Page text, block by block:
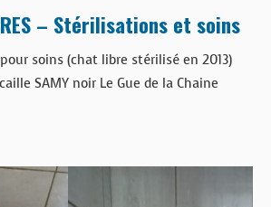
– Stérilisations et soins
soins (chat libre stérilisé en 2013)
SAMY noir Le Gue de la Chaine